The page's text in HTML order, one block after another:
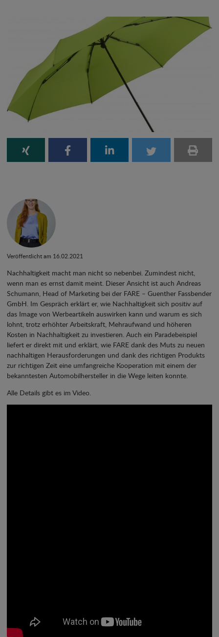
Veröffentlicht am 16.02.2021
Nachhaltigkeit macht man nicht so nebenbei. Zumindest nicht,
wenn man es ernst damit meint. Dieser Ansicht ist auch Andreas
Schumann, Head of Marketing bei der FARE – Guenther Fassbender
GmbH. Im Gespräch erklärt er, wie Nachhaltigkeit sich positiv auf
das Image von Werbeartikeln auswirken kann und warum es sich
lohnt, trotz erhöhter Arbeitskraft, Mehraufwand und höheren
Kosten in Nachhaltigkeit zu investieren. Auch ein Paradebeispiel
liefert er direkt mit und erklärt, wie FARE dank des Muts zu neuen
nachhaltigen Herausforderungen und dank des richtigen Produkts
zur richtigen Zeit eine umfangreiche Kooperation mit einem der
bekanntesten Automobilhersteller in die Wege leiten konnte.
Alle Details gibt es im Video.